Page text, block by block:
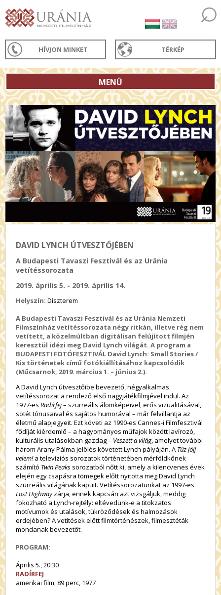
HÍVJON MINKET TÉRKÉP
MENÜ
DAVID LYNCH ÚTVESZTŐJÉBEN
A Budapesti Tavaszi Fesztivál és az Uránia
vetítéssorozata
2019. április 5. - 2019. április 14.
Helyszín:Díszterem
A Budapesti Tavaszi Fesztivál és az Uránia Nemzeti
Filmszínház vetítéssorozata négy ritkán, illetve rég nem
vetített, a közelmúltban digitálisan felújított filmjén
keresztül idézi meg David Lynch világát. A program a
BUDAPESTI FOTÓFESZTIVÁL David Lynch: Small Stories /
Kis történetek című fotókiállításához kapcsolódik
(Műcsarnok, 2019. március 1. – június 2.).
A David Lynch útvesztőibe bevezető, négyalkalmas
vetítéssorozat a rendező első nagyjátékfilmjével indul. Az
1977-es Radírfej– szürreális álomképeivel, erős vizualitásával,
sötét tónusaival és sajátos humorával – már felvillantja az
életmű alapjegyeit. Ezt követi az 1990-es Cannes-i Filmfesztivál
fődíját kiérdemlő – a hagyományos műfajok között lavírozó,
kulturális utalásokban gazdag – Veszett a világ, amelyet további
három Arany Pálma jelölés követett Lynch pályáján. A Tűz jöjj
velem!a televíziós sorozatok történetében mérföldkőnek
számító Twin Peaks sorozatból nőtt ki, amely a kilencvenes évek
elején egy csapásra tömegek előtt nyitotta meg David Lynch
szürreális világának kapuit. Vetítéssorozatunkat az 1997-es
Lost Highwayzárja, ennek kapcsán azt vizsgáljuk, meddig
fokozható a Lynch-rejtély: eltévedünk-e a titokzatos
motívumok és utalások, tükröződések és halmozások
erdejében? A vetítések előtt filmtörténészek, filmesztéták
mondanak bevezetőt.
PROGRAM:
Április 5., 20:30
RADÍRFEJ
amerikai film, 89 perc, 1977